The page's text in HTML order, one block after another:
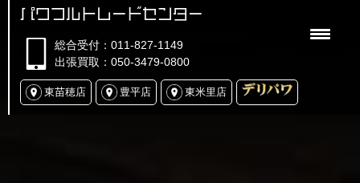
パワフルトレードセンター
総合受付：011-827-1149
出張買取：050-3479-0800
東苗穂店 豊平店 東米里店